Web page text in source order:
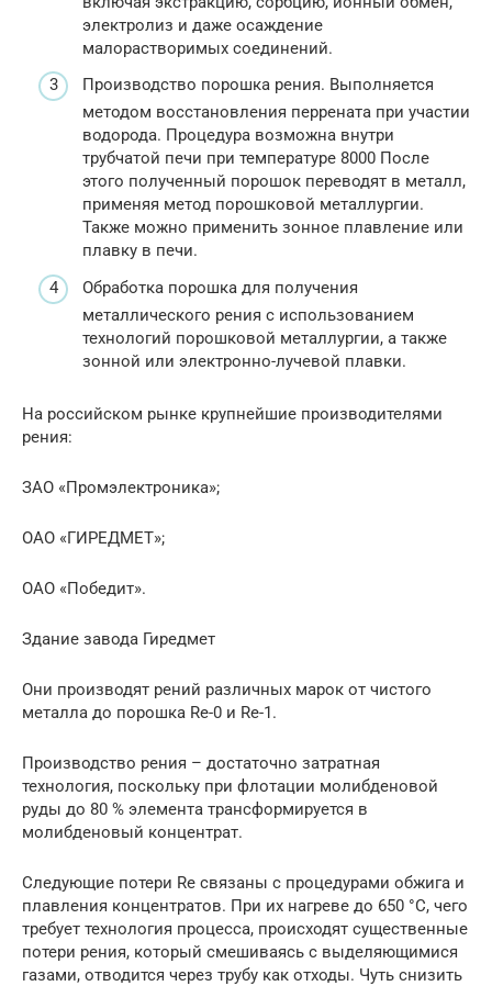
электролиз и даже осаждение
малорастворимых соединений.
Производство порошка рения. Выполняется
методом восстановления перрената при участии
водорода. Процедура возможна внутри
трубчатой печи при температуре 8000 После
этого полученный порошок переводят в металл,
применяя метод порошковой металлургии.
Также можно применить зонное плавление или
плавку в печи.
Обработка порошка для получения
металлического рения с использованием
технологий порошковой металлургии, а также
зонной или электронно-лучевой плавки.
На российском рынке крупнейшие производителями
рения:
ЗАО «Промэлектроника»;
ОАО «ГИРЕДМЕТ»;
ОАО «Победит».
Здание завода Гиредмет
Они производят рений различных марок от чистого
металла до порошка Re-0 и Re-1.
Производство рения – достаточно затратная
технология, поскольку при флотации молибденовой
руды до 80 % элемента трансформируется в
молибденовый концентрат.
Следующие потери Re связаны с процедурами обжига и
плавления концентратов. При их нагреве до 650 °C, чего
требует технология процесса, происходят существенные
потери рения, который смешиваясь с выделяющимися
газами, отводится через трубу как отходы. Чуть снизить